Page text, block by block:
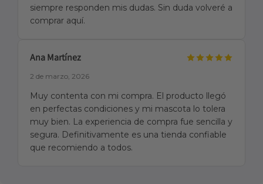
siempre responden mis dudas. Sin duda volveré a
comprar aquí.
Ana Martínez
2 de marzo, 2026
Muy contenta con mi compra. El producto llegó
en perfectas condiciones y mi mascota lo tolera
muy bien. La experiencia de compra fue sencilla y
segura. Definitivamente es una tienda confiable
que recomiendo a todos.